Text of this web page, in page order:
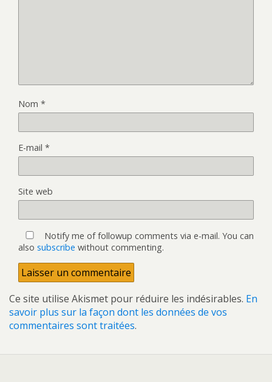
Nom *
E-mail *
Site web
Notify me of followup comments via e-mail. You can
also subscribe without commenting.
Ce site utilise Akismet pour réduire les indésirables. En
savoir plus sur la façon dont les données de vos
commentaires sont traitées.